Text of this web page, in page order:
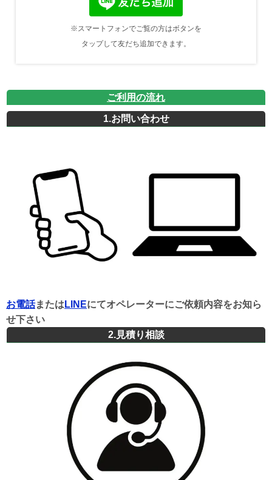
※スマートフォンでご覧の方はボタンを
タップして友だち追加できます。
ご利用の流れ
1.お問い合わせ
お電話または LINEにてオペレーターにご依頼内容をお知ら
せ下さい
2.見積り相談